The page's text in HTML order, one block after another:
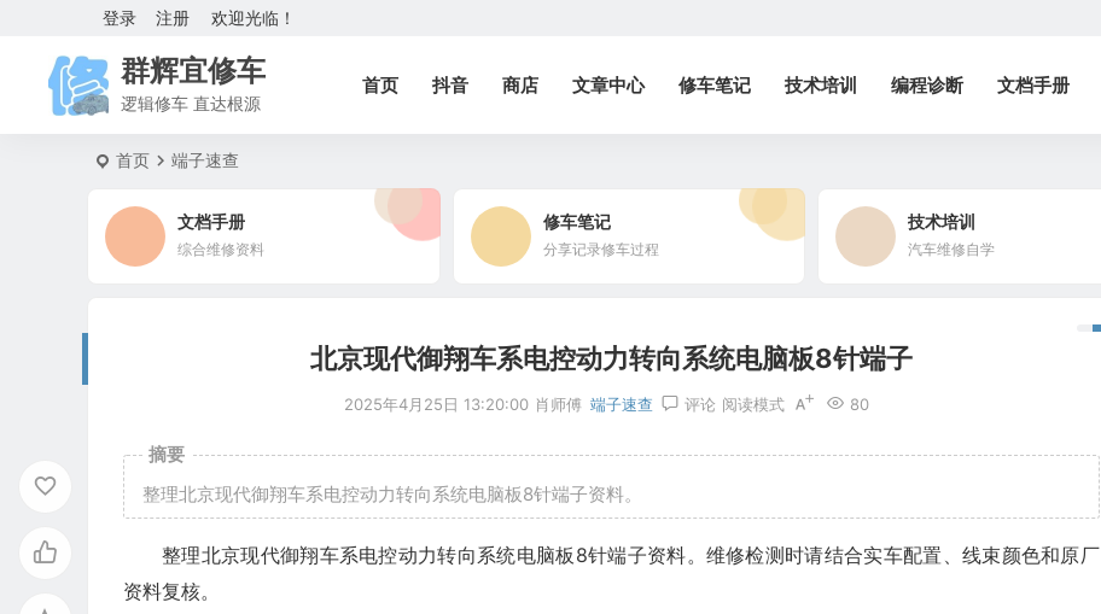
欢迎光临！
登录 注册
群辉宜修车
逻辑修车 直达根源
首页 抖音 商店 文章中心 修车笔记 技术培训 编程诊断 文档手册
首页 端子速查
文档手册
综合维修资料
修车笔记
分享记录修车过程
技术培训
汽车维修自学
北京现代御翔车系电控动力转向系统电脑板8针端子
2025年4月25日 13:20:00 肖师傅 端子速查 评论 80
阅读模式
摘要
整理北京现代御翔车系电控动力转向系统电脑板8针端子资料。
整理北京现代御翔车系电控动力转向系统电脑板8针端子资料。维修检测时请结合实车配置、线束颜色和原厂
资料复核。